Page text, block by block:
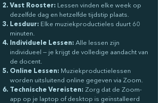
Vast Rooster: Lessen vinden elke week op
dezelfde dag en hetzelfde tijdstip plaats.
Lesduur: Elke muziekproductieles duurt 60
minuten.
Individuele Lessen: Alle lessen zijn
individueel — je krijgt de volledige aandacht van
de docent.
Online Lessen: Muziekproductielessen
worden uitsluitend online gegeven via Zoom.
Technische Vereisten: Zorg dat de Zoom-
app op je laptop of desktop is geïnstalleerd